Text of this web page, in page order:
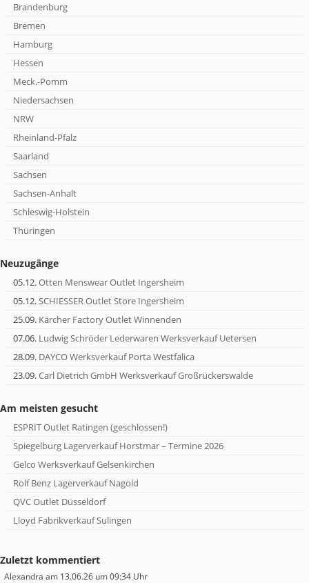
Brandenburg
Bremen
Hamburg
Hessen
Meck.-Pomm
Niedersachsen
NRW
Rheinland-Pfalz
Saarland
Sachsen
Sachsen-Anhalt
Schleswig-Holstein
Thüringen
Neuzugänge
05.12.Otten Menswear Outlet Ingersheim
05.12.SCHIESSER Outlet Store Ingersheim
25.09. Kärcher Factory Outlet Winnenden
07.06. Ludwig Schröder Lederwaren Werksverkauf Uetersen
28.09. DAYCO Werksverkauf Porta Westfalica
23.09.Carl Dietrich GmbH Werksverkauf Großrückerswalde
Am meisten gesucht
ESPRIT Outlet Ratingen (geschlossen!)
Spiegelburg Lagerverkauf Horstmar – Termine 2026
Gelco Werksverkauf Gelsenkirchen
Rolf Benz Lagerverkauf Nagold
QVC Outlet Düsseldorf
Lloyd Fabrikverkauf Sulingen
Zuletzt kommentiert
Alexandra am 13.06.26 um 09:34 Uhr